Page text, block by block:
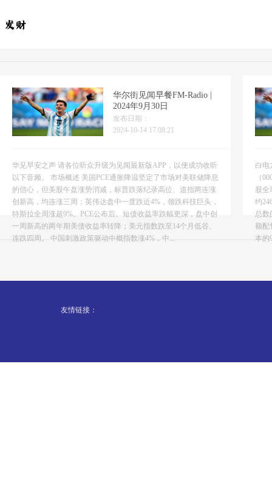
华尔街见闻早餐FM-Radio |
2024年9月30日
发布日期：
2024-10-14 17:08:21
华见早安之声 请各位听众升级为见闻最新版APP，以便成功收听
以下音频。 市场概述 美国PCE通胀降温坚定了市场对美联储降息
的信心，但美股午盘涨势消减，标普跌落纪录高位、道指两连涨
创新高，均连涨三周；英伟达盘中一度跌近4%，领跌科技巨头，
特斯拉全周涨超9%。PCE公布后。短债收益率跌幅更深，盘中创
一周新高的两年期美债收益率转降；美元指数跌至14个月低谷、
连跌四周。 中国刺激政策驱动中概指数涨4%，中...
白电
（
股全
约
总数
额配
本的
友情链接：